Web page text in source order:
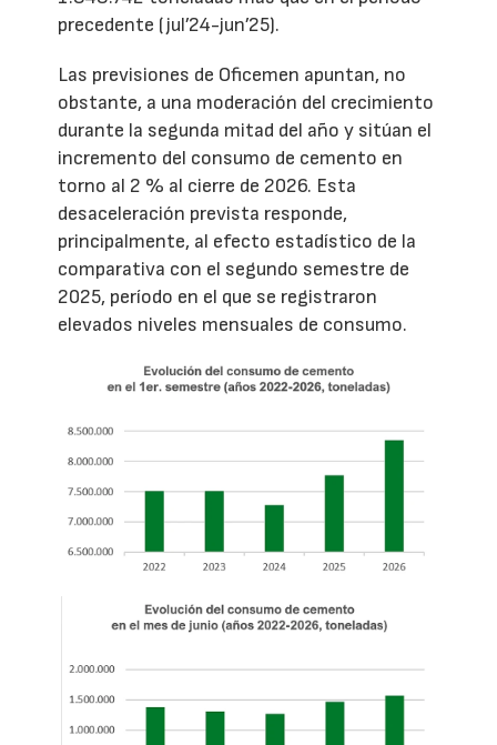
precedente (jul’24-jun’25).
Las previsiones de Oficemen apuntan, no
obstante, a una moderación del crecimiento
durante la segunda mitad del año y sitúan el
incremento del consumo de cemento en
torno al 2 % al cierre de 2026. Esta
desaceleración prevista responde,
principalmente, al efecto estadístico de la
comparativa con el segundo semestre de
2025, período en el que se registraron
elevados niveles mensuales de consumo.